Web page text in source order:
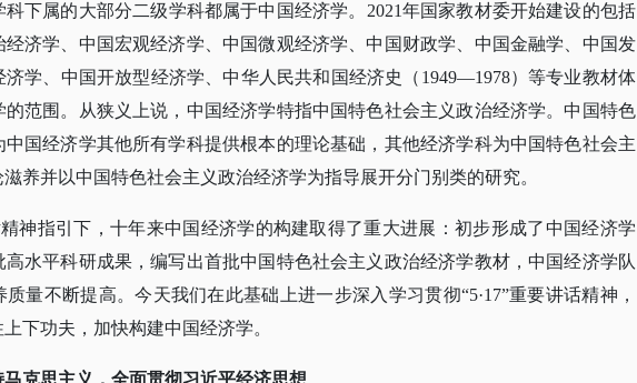
下属的大部分二级学科都属于中国经济学。 2021年国家教材委开始建设的包括
济学、中国宏观经济学、中国微观经济学、中国财政学、中国金融学、中国发
济学、中国开放型经济学、中华人民共和国经济史（1949—1978）等专业教材体
的范围。从狭义上说，中国经济学特指中国特色社会主义政治经济学。中国特色
国经济学其他所有学科提供根本的理论基础，其他经济学科为中国特色社会主
养并以中国特色社会主义政治经济学为指导展开分门别类的研究。
精神指引下，十年来中国经济学的构建取得了重大进展：初步形成了中国经济学
水平科研成果，编写出首批中国特色社会主义政治经济学教材，中国经济学队
量不断提高。今天我们在此基础上进一步深入学习贯彻“5·17”重要讲话精神，
下功夫，加快构建中国经济学。
克思主义，全面贯彻习近平经济思想